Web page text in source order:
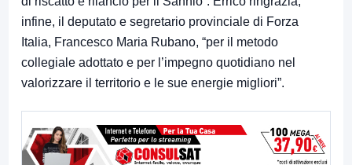
infine, il deputato e segretario provinciale di Forza
Italia, Francesco Maria Rubano, “per il metodo
collegiale adottato e per l’impegno quotidiano nel
valorizzare il territorio e le sue energie migliori”.